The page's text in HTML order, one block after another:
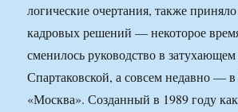
логические очертания, также
кадровых решений — некоторое
сменилось руководство в
Спартаковской, а совсем недавно — в
«Москва». Созданный в 1989 году как